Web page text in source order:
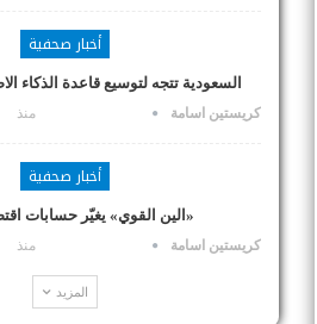
أخبار صحفية
السعودية تتجه لتوسيع قاعدة الذكاء
كريستين اسامة منذ
أخبار صحفية
«الين القوي» يغيّر حسابات
كريستين اسامة منذ
المزيد